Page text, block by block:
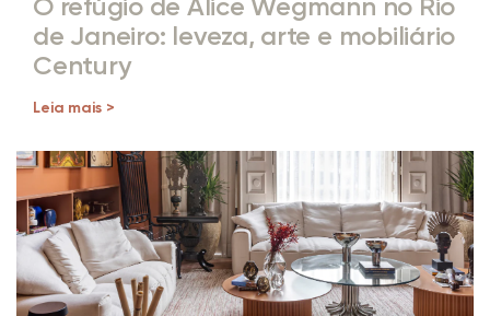
O refúgio de Alice Wegmann no Rio
de Janeiro: leveza, arte e mobiliário
Century
Leia mais >